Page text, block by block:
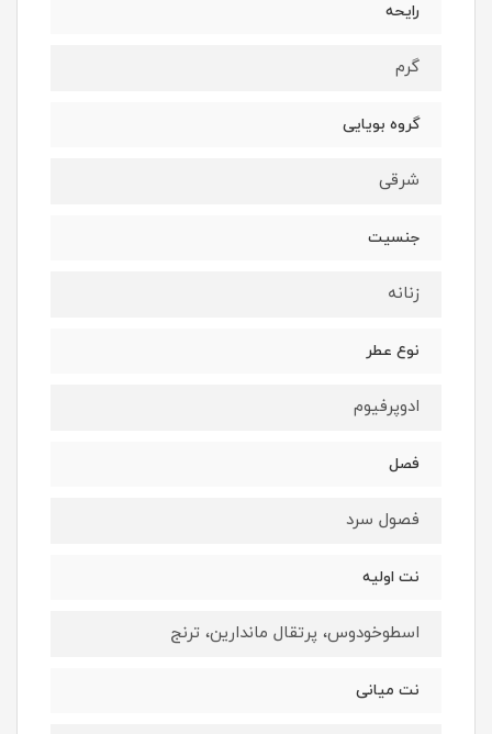
رايحه
گرم
گروه بويايى
شرقى
جنسيت
زنانه
نوع عطر
ادوپرفيوم
فصل
فصول سرد
نت اوليه
اسطوخودوس، پرتقال ماندارین، ترنج
نت ميانى